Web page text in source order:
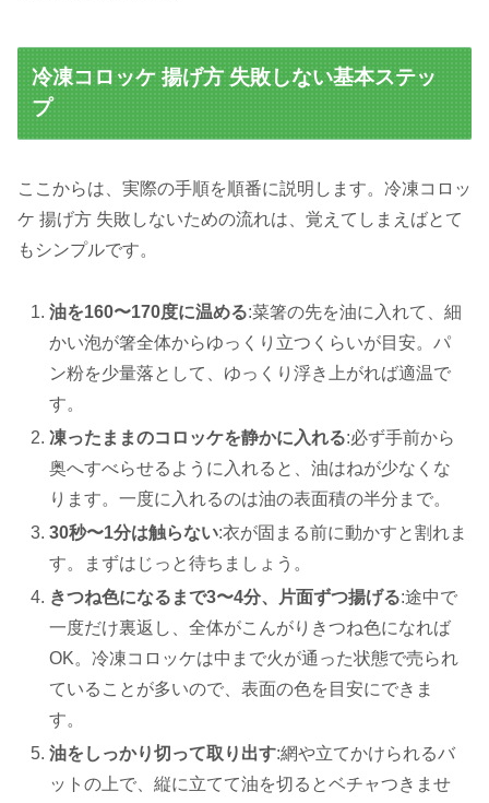
冷凍コロッケ 揚げ方 失敗しない基本ステッ
プ
ここからは、実際の手順を順番に説明します。冷凍コロッ
ケ 揚げ方 失敗しないための流れは、覚えてしまえばとて
もシンプルです。
油を160〜170度に温める:菜箸の先を油に入れて、細
かい泡が箸全体からゆっくり立つくらいが目安。パ
ン粉を少量落として、ゆっくり浮き上がれば適温で
す。
凍ったままのコロッケを静かに入れる:必ず手前から
奥へすべらせるように入れると、油はねが少なくな
ります。一度に入れるのは油の表面積の半分まで。
30秒〜1分は触らない:衣が固まる前に動かすと割れま
す。まずはじっと待ちましょう。
きつね色になるまで3〜4分、片面ずつ揚げる:途中で
一度だけ裏返し、全体がこんがりきつね色になれば
OK。冷凍コロッケは中まで火が通った状態で売られ
ていることが多いので、表面の色を目安にできま
す。
油をしっかり切って取り出す:網や立てかけられるバ
ットの上で、縦に立てて油を切るとベチャつきませ